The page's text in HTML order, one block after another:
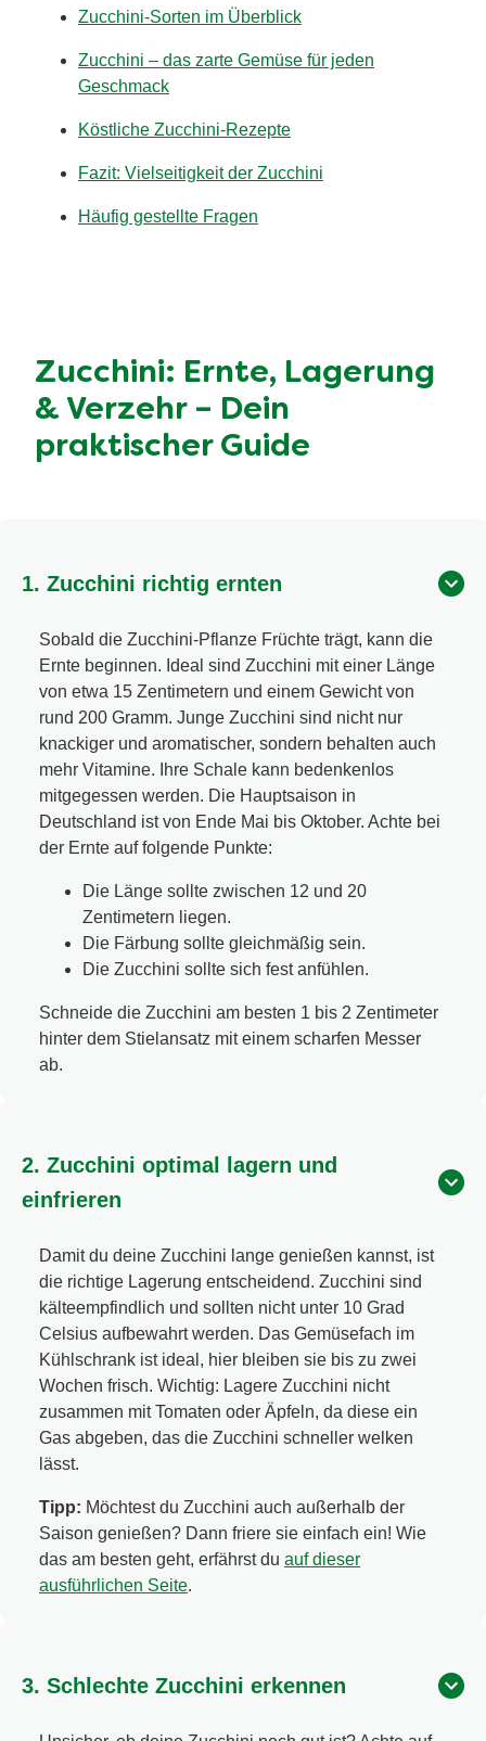
Zucchini-Sorten im Überblick
Zucchini – das zarte Gemüse für jeden
Geschmack
Köstliche Zucchini-Rezepte
Fazit: Vielseitigkeit der Zucchini
Häufig gestellte Fragen
Zucchini: Ernte, Lagerung
& Verzehr – Dein
praktischer Guide
1. Zucchini richtig ernten
Sobald die Zucchini-Pflanze Früchte trägt, kann die
Ernte beginnen. Ideal sind Zucchini mit einer Länge
von etwa 15 Zentimetern und einem Gewicht von
rund 200 Gramm. Junge Zucchini sind nicht nur
knackiger und aromatischer, sondern behalten auch
mehr Vitamine. Ihre Schale kann bedenkenlos
mitgegessen werden. Die Hauptsaison in
Deutschland ist von Ende Mai bis Oktober. Achte bei
der Ernte auf folgende Punkte:
Die Länge sollte zwischen 12 und 20
Zentimetern liegen.
Die Färbung sollte gleichmäßig sein.
Die Zucchini sollte sich fest anfühlen.
Schneide die Zucchini am besten 1 bis 2 Zentimeter
hinter dem Stielansatz mit einem scharfen Messer
ab.
2. Zucchini optimal lagern und
einfrieren
Damit du deine Zucchini lange genießen kannst, ist
die richtige Lagerung entscheidend. Zucchini sind
kälteempfindlich und sollten nicht unter 10 Grad
Celsius aufbewahrt werden. Das Gemüsefach im
Kühlschrank ist ideal, hier bleiben sie bis zu zwei
Wochen frisch. Wichtig: Lagere Zucchini nicht
zusammen mit Tomaten oder Äpfeln, da diese ein
Gas abgeben, das die Zucchini schneller welken
lässt.
Tipp: Möchtest du Zucchini auch außerhalb der
Saison genießen? Dann friere sie einfach ein! Wie
das am besten geht, erfährst du auf dieser
ausführlichen Seite.
3. Schlechte Zucchini erkennen